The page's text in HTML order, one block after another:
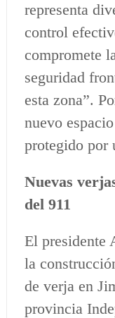
representa
control
compromete
seguridad
esta zona”.
nuevo
protegido por
Nuevas
del 911
El presidente
la
de verja en
provincia